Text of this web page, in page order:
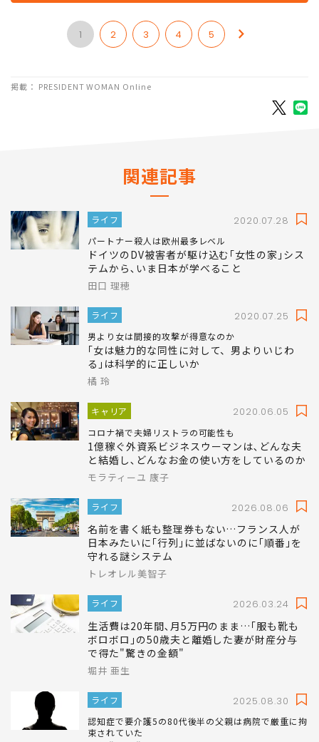
1 2 3 4 5
掲載： PRESIDENT WOMAN Online
関連記事
ライフ 2020.07.28
パートナー殺人は欧州最多レベル
ドイツのDV被害者が駆け込む｢女性の家｣シス
テムから､いま日本が学べること
田口 理穂
ライフ 2020.07.25
男より女は間接的攻撃が得意なのか
｢女は魅力的な同性に対して、男よりいじわ
る｣は科学的に正しいか
橘 玲
キャリア 2020.06.05
コロナ禍で夫婦リストラの可能性も
1億稼ぐ外資系ビジネスウーマンは､どんな夫
と結婚し､どんなお金の使い方をしているのか
モラティーユ 康子
ライフ 2026.08.06
名前を書く紙も整理券もない…フランス人が
日本みたいに｢行列｣に並ばないのに｢順番｣を
守れる謎システム
トレオレル美智子
ライフ 2026.03.24
生活費は20年間､月5万円のまま…｢服も靴も
ボロボロ｣の50歳夫と離婚した妻が財産分与
で得た"驚きの金額"
堀井 亜生
ライフ 2025.08.30
認知症で要介護5の80代後半の父親は病院で厳重に拘
束されていた